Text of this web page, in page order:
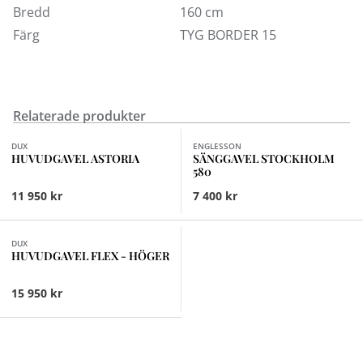
Bredd
160 cm
Färg
TYG BORDER 15
Relaterade produkter
Finns i fler val (28)
DUX
HUVUDGAVEL ASTORIA
11 950 kr
ENGLESSON
SÄNGGAVEL STOCKHOLM
580
7 400 kr
DUX
HUVUDGAVEL FLEX - HÖGER
15 950 kr